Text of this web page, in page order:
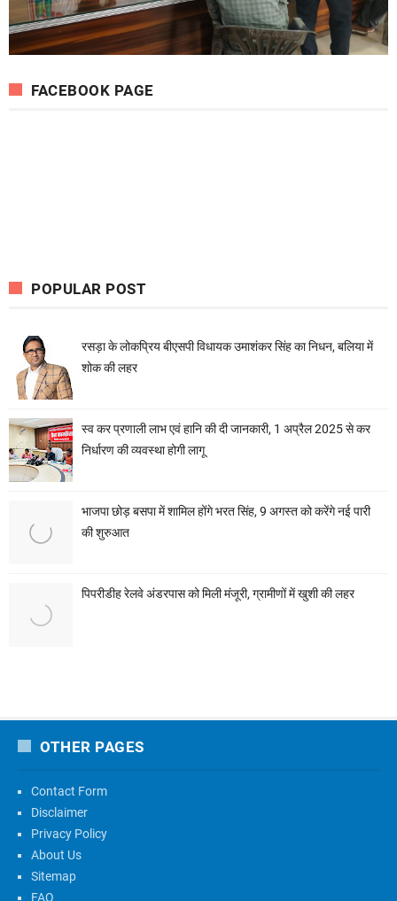
FACEBOOK PAGE
POPULAR POST
रसड़ा के लोकप्रिय बीएसपी विधायक उमाशंकर सिंह का निधन, बलिया में
शोक की लहर
स्व कर प्रणाली लाभ एवं हानि की दी जानकारी, 1 अप्रैल 2025 से कर
निर्धारण की व्यवस्था होगी लागू
भाजपा छोड़ बसपा में शामिल होंगे भरत सिंह, 9 अगस्त को करेंगे नई पारी
की शुरुआत
पिपरीडीह रेलवे अंडरपास को मिली मंजूरी, ग्रामीणों में खुशी की लहर
OTHER PAGES
Contact Form
Disclaimer
Privacy Policy
About Us
Sitemap
FAQ